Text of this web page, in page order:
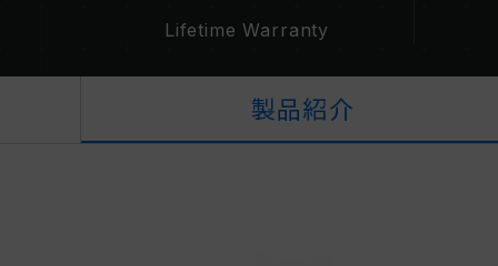
Lifetime Warranty
製品紹介